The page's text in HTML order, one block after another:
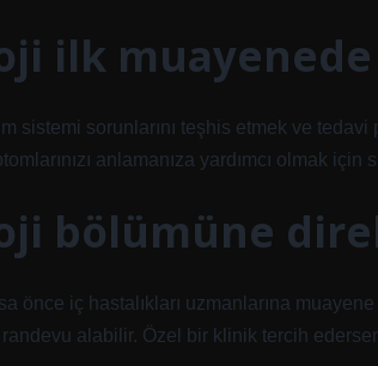
ilk muayenede
sistemi sorunlarını teşhis etmek ve
anlamanıza yardımcı olmak için
bölümüne
önce iç hastalıkları uzmanlarına
alabilir. Özel bir klinik tercih